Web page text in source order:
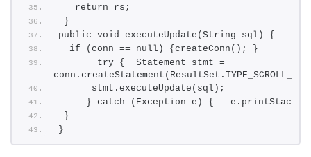
   return rs;
}
public void executeUpdate(String sql) {
  if (conn == null) {createConn(); }
       try {  Statement stmt =
      stmt.executeUpdate(sql);
} catch (Exception e) {
}
}